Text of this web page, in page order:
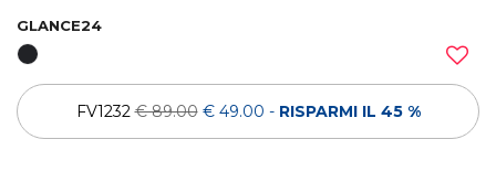
GLANCE24
FV1232€ 89.00 € 49.00 - RISPARMI IL 45 %